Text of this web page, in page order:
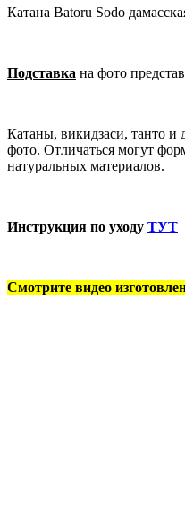
Катана Batoru Sodo
Подставка на фото
Катаны, викидзаси, танто и
фото. Отличаться могут
натуральных материалов.
Инструкция по уходу ТУТ
Смотрите видео